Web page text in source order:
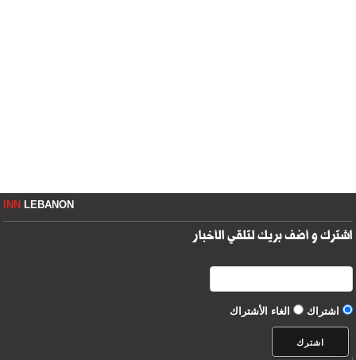
INNLEBANON
اشترك و أضف بريك لتلقي الأخبار
اشتراك الغاء الأشتراك